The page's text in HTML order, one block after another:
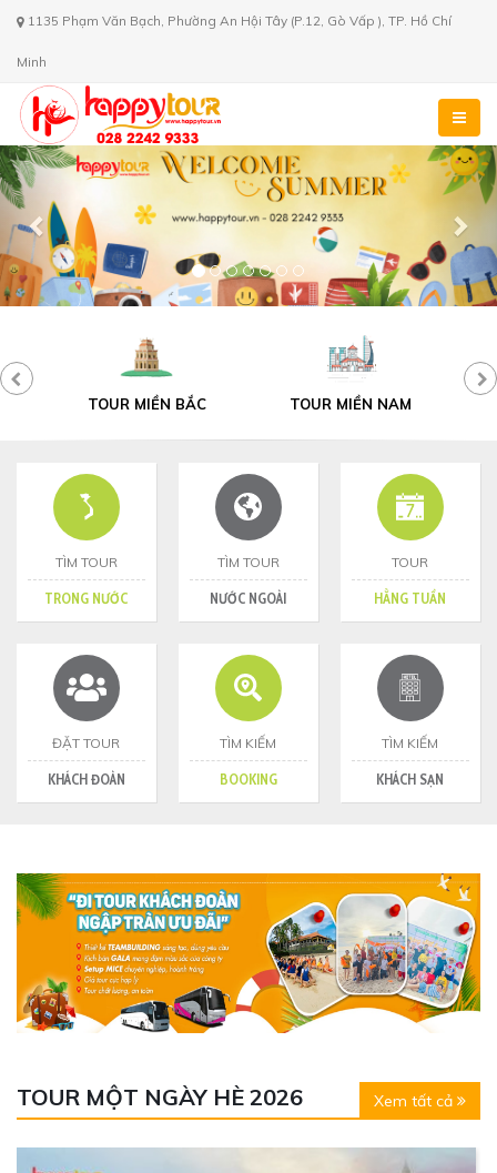
1135 Phạm Văn Bạch, Phường An Hội Tây (P.12, Gò Vấp ), TP. Hồ Chí
Minh
Previous
TOUR MIỀN NAM TOUR ĐÀ LẠT
TÌM TOUR
TRONG NƯỚC
TÌM TOUR
NƯỚC NGOÀI
TOUR
HẰNG TUẦN
ĐẶT TOUR
KHÁCH ĐOÀN
TÌM KIẾM
BOOKING
TÌM KIẾM
KHÁCH SẠN
TOUR MỘT NGÀY HÈ 2026 Xem tất cả